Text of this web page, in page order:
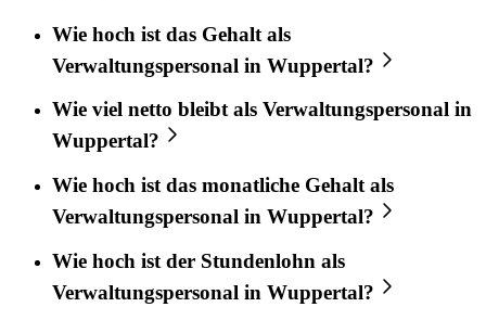
Wie hoch ist das Gehalt als
Verwaltungspersonal in Wuppertal?
Wie viel netto bleibt als Verwaltungspersonal in
Wuppertal?
Wie hoch ist das monatliche Gehalt als
Verwaltungspersonal in Wuppertal?
Wie hoch ist der Stundenlohn als
Verwaltungspersonal in Wuppertal?